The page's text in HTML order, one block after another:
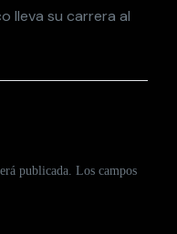
lleva su carrera al
publicada. Los campos